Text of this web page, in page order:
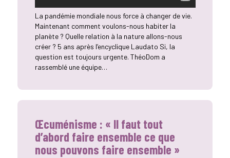
La pandémie mondiale nous force à changer de vie.
Maintenant comment voulons-nous habiter la
planète ? Quelle relation à la nature allons-nous
créer ? 5 ans après l’encyclique Laudato Si, la
question est toujours urgente. ThéoDom a
rassemblé une équipe…
Œcuménisme : « Il faut tout
d’abord faire ensemble ce que
nous pouvons faire ensemble »